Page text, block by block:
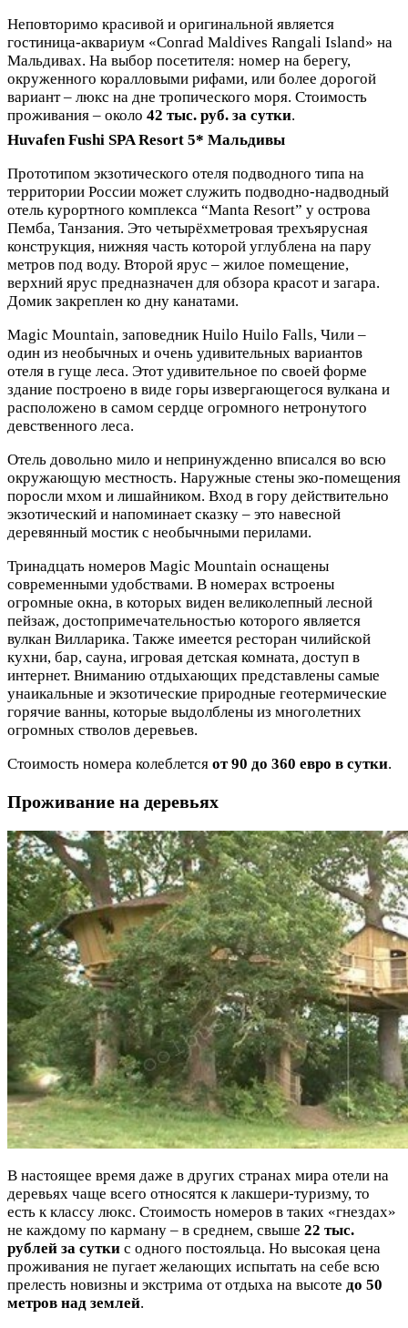
Неповторимо красивой и оригинальной является
гостиница-аквариум «Conrad Maldives Rangali Island» на
Мальдивах. На выбор посетителя: номер на берегу,
окруженного коралловыми рифами, или более дорогой
вариант – люкс на дне тропического моря. Стоимость
проживания – около 42 тыс. руб. за сутки.
Huvafen Fushi SPA Resort 5* Мальдивы
Прототипом экзотического отеля подводного типа на
территории России может служить подводно-надводный
отель курортного комплекса “Manta Resort” у острова
Пемба, Танзания. Это четырёхметровая трехъярусная
конструкция, нижняя часть которой углублена на пару
метров под воду. Второй ярус – жилое помещение,
верхний ярус предназначен для обзора красот и загара.
Домик закреплен ко дну канатами.
Magic Mountain, заповедник Huilo Huilo Falls, Чили –
один из необычных и очень удивительных вариантов
отеля в гуще леса. Этот удивительное по своей форме
здание построено в виде горы извергающегося вулкана и
расположено в самом сердце огромного нетронутого
девственного леса.
Отель довольно мило и непринужденно вписался во всю
окружающую местность. Наружные стены эко-помещения
поросли мхом и лишайником. Вход в гору действительно
экзотический и напоминает сказку – это навесной
деревянный мостик с необычными перилами.
Тринадцать номеров Magic Mountain оснащены
современными удобствами. В номерах встроены
огромные окна, в которых виден великолепный лесной
пейзаж, достопримечательностью которого является
вулкан Вилларика. Также имеется ресторан чилийской
кухни, бар, сауна, игровая детская комната, доступ в
интернет. Вниманию отдыхающих представлены самые
унаикальные и экзотические природные геотермические
горячие ванны, которые выдолблены из многолетних
огромных стволов деревьев.
Стоимость номера колеблется от 90 до 360 евро в сутки.
Проживание на деревьях
В настоящее время даже в других странах мира отели на
деревьях чаще всего относятся к лакшери-туризму, то
есть к классу люкс. Стоимость номеров в таких «гнездах»
не каждому по карману – в среднем, свыше 22 тыс.
рублей за сутки с одного постояльца. Но высокая цена
проживания не пугает желающих испытать на себе всю
прелесть новизны и экстрима от отдыха на высоте до 50
метров над землей.